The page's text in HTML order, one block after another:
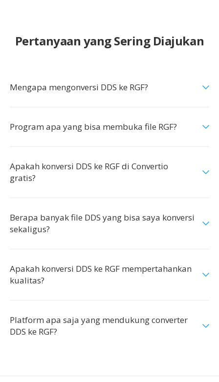
Pertanyaan yang Sering Diajukan
Mengapa mengonversi DDS ke RGF?
Program apa yang bisa membuka file RGF?
Apakah konversi DDS ke RGF di Convertio
gratis?
Berapa banyak file DDS yang bisa saya konversi
sekaligus?
Apakah konversi DDS ke RGF mempertahankan
kualitas?
Platform apa saja yang mendukung converter
DDS ke RGF?